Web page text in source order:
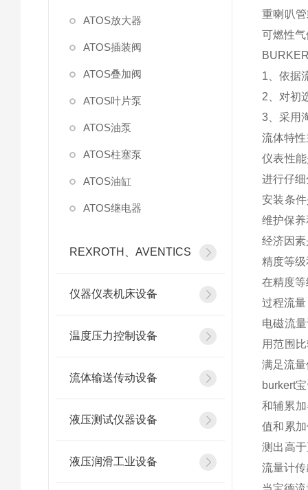
ATOS放大器
ATOS插装阀
ATOS叠加阀
ATOS叶片泵
ATOS油泵
ATOS柱塞泵
ATOS油缸
ATOS继电器
REXROTH、AVENTICS
仪器仪表机床设备
温度压力控制设备
流体输送传动设备
液压测试仪器设备
液压润滑工业设备
重喇叭
可燃性
1、依据
2、对初
3、采用
流体特
仪表性
进行仔
安装条
维护保
经济因
精度等
在精度
过程流
电磁流
用范围
满足流
burkert
和辅累
值和累
测出高
流量计